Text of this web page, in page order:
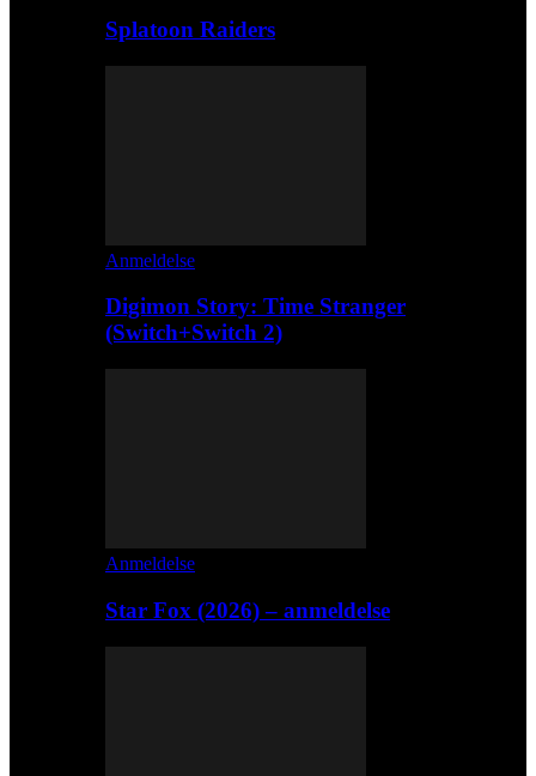
Splatoon Raiders
Anmeldelse
Digimon Story: Time Stranger
(Switch+Switch 2)
Anmeldelse
Star Fox (2026) – anmeldelse